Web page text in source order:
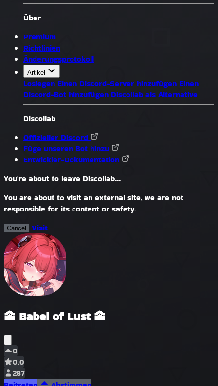
Über
Premium
Richtlinien
Änderungsprotokoll
Artikel
Loslegen Einen Discord-Server hinzufügen Einen
Discord-Bot hinzufügen Discollab als Alternative
Discollab
Offizieller Discord
Füge unseren Bot hinzu
Entwickler-Dokumentation
You're about to leave Discollab...
You are about to visit an external site, we are not
responsible for its content or safety.
Cancel Visit
🕋 Babel of Lust 🕋
0
0.0
287